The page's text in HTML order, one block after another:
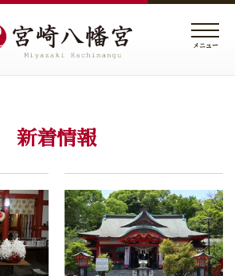
メニュー
新着情報